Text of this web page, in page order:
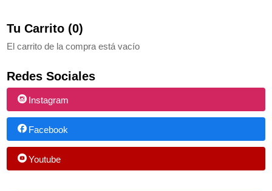
Tu Carrito (0)
El carrito de la compra está vacío
Redes Sociales
Instagram
Facebook
Youtube